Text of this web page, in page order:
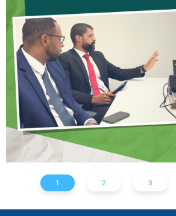
INICIAM
NOTA TÉCNICA
SOLICITAÇÃO DE
1 2 3